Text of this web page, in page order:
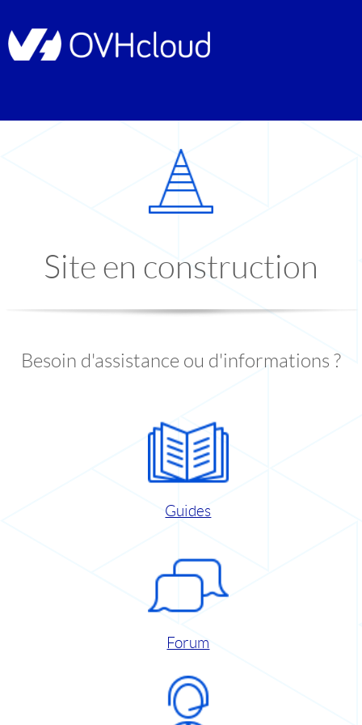
Site en construction
Besoin d'assistance ou d'informations ?
Guides
Forum